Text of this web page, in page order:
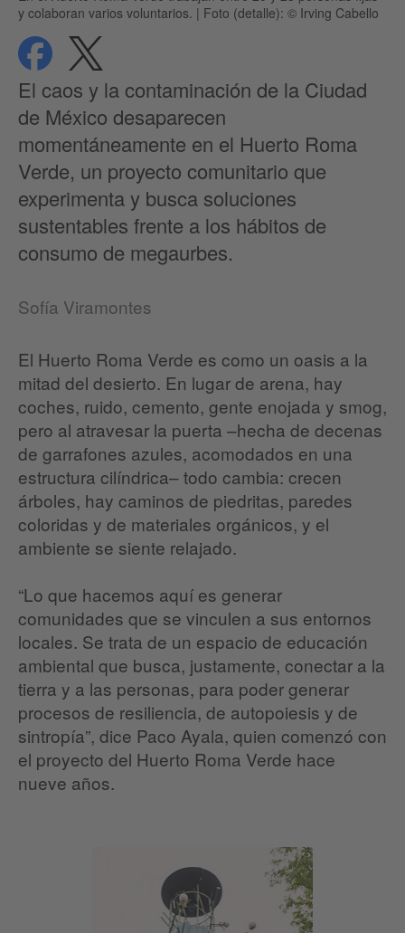
y colaboran varios voluntarios. | Foto (detalle): © Irving Cabello
compartircompartir
El caos y la contaminación de la Ciudad
de México desaparecen
momentáneamente en el Huerto Roma
Verde, un proyecto comunitario que
experimenta y busca soluciones
sustentables frente a los hábitos de
consumo de megaurbes.
Sofía Viramontes
El Huerto Roma Verde es como un oasis a la
mitad del desierto. En lugar de arena, hay
coches, ruido, cemento, gente enojada y smog,
pero al atravesar la puerta –hecha de decenas
de garrafones azules, acomodados en una
estructura cilíndrica– todo cambia: crecen
árboles, hay caminos de piedritas, paredes
coloridas y de materiales orgánicos, y el
ambiente se siente relajado.
“Lo que hacemos aquí es generar
comunidades que se vinculen a sus entornos
locales. Se trata de un espacio de educación
ambiental que busca, justamente, conectar a la
tierra y a las personas, para poder generar
procesos de resiliencia, de autopoiesis y de
sintropía”, dice Paco Ayala, quien comenzó con
el proyecto del Huerto Roma Verde hace
nueve años.